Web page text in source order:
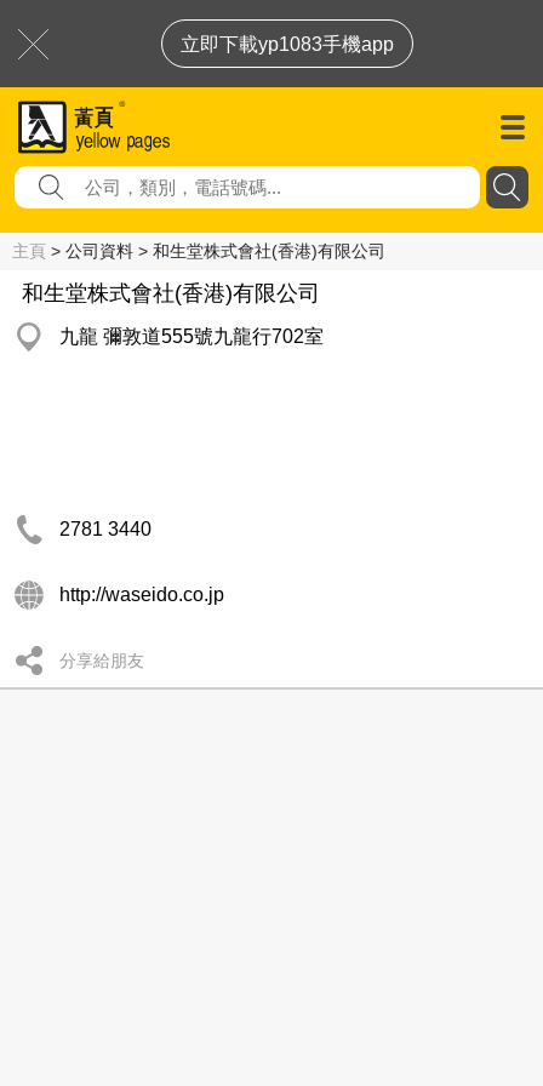
立即下載yp1083手機app
主頁 > 公司資料 > 和生堂株式會社(香港)有限公司
和生堂株式會社(香港)有限公司
九龍 彌敦道555號九龍行702室
2781 3440
http://waseido.co.jp
分享給朋友